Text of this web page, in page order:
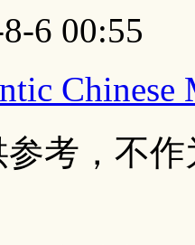
6 00:55
考，不